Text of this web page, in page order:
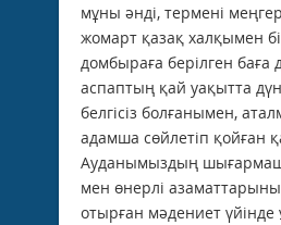
мұны әнді, термені
жомарт қазақ халқымен
домбыраға берілген баға
аспаптың қай уақытта
белгісіз болғанымен,
адамша сөйлетіп қойған
Ауданымыздың
мен өнерлі
отырған мәдениет үйінде